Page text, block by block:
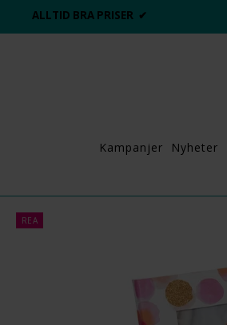
ALLTID BRA PRISER ✔
Kampanjer Nyheter
REA